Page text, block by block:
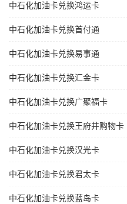
中石化加油卡兑换鸿运卡
中石化加油卡兑换首付通
中石化加油卡兑换易事通
中石化加油卡兑换汇金卡
中石化加油卡兑换广聚福卡
中石化加油卡兑换王府井购物卡
中石化加油卡兑换汉光卡
中石化加油卡兑换君太卡
中石化加油卡兑换蓝岛卡